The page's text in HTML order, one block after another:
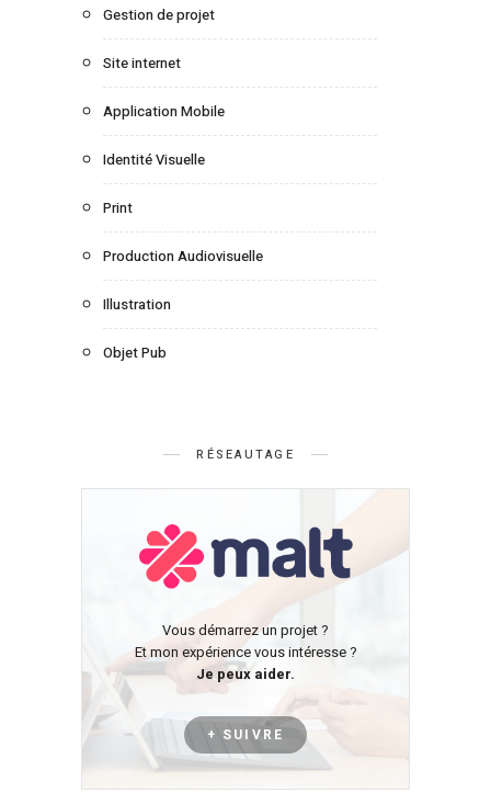
Gestion de projet
Site internet
Application Mobile
Identité Visuelle
Print
Production Audiovisuelle
Illustration
Objet Pub
RÉSEAUTAGE
Vous démarrez un projet ?
Et mon expérience vous intéresse ?
Je peux aider.
+ SUIVRE